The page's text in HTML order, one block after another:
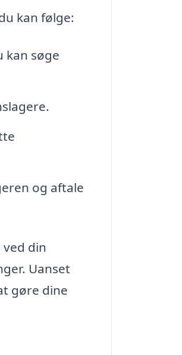
kan følge:
kan søge
og aftale
din
Uanset
gøre dine